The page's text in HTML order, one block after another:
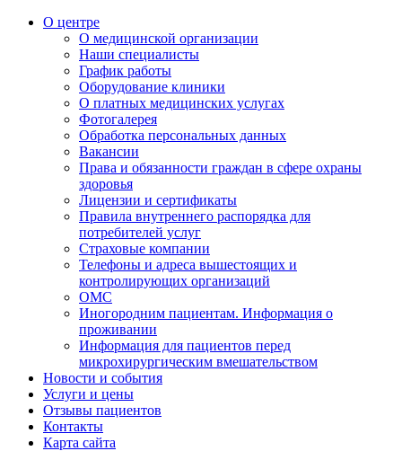
О центре
О медицинской организации
Наши специалисты
График работы
Оборудование клиники
О платных медицинских услугах
Фотогалерея
Обработка персональных данных
Вакансии
Права и обязанности граждан в сфере охраны
здоровья
Лицензии и сертификаты
Правила внутреннего распорядка для
потребителей услуг
Страховые компании
Телефоны и адреса вышестоящих и
контролирующих организаций
ОМС
Иногородним пациентам. Информация о
проживании
Информация для пациентов перед
микрохирургическим вмешательством
Новости и события
Услуги и цены
Отзывы пациентов
Контакты
Карта сайта